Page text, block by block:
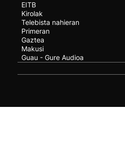
EITB
Kirolak
Telebista nahieran
Primeran
Gaztea
Makusi
Guau - Gure Audioa